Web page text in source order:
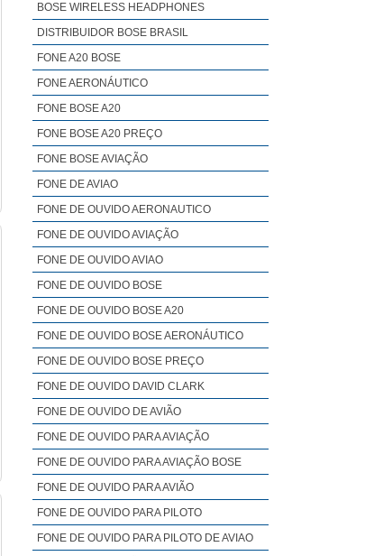
BOSE WIRELESS HEADPHONES
DISTRIBUIDOR BOSE BRASIL
FONE A20 BOSE
FONE AERONÁUTICO
FONE BOSE A20
FONE BOSE A20 PREÇO
FONE BOSE AVIAÇÃO
FONE DE AVIAO
FONE DE OUVIDO AERONAUTICO
FONE DE OUVIDO AVIAÇÃO
FONE DE OUVIDO AVIAO
FONE DE OUVIDO BOSE
FONE DE OUVIDO BOSE A20
FONE DE OUVIDO BOSE AERONÁUTICO
FONE DE OUVIDO BOSE PREÇO
FONE DE OUVIDO DAVID CLARK
FONE DE OUVIDO DE AVIÃO
FONE DE OUVIDO PARA AVIAÇÃO
FONE DE OUVIDO PARA AVIAÇÃO BOSE
FONE DE OUVIDO PARA AVIÃO
FONE DE OUVIDO PARA PILOTO
FONE DE OUVIDO PARA PILOTO DE AVIAO